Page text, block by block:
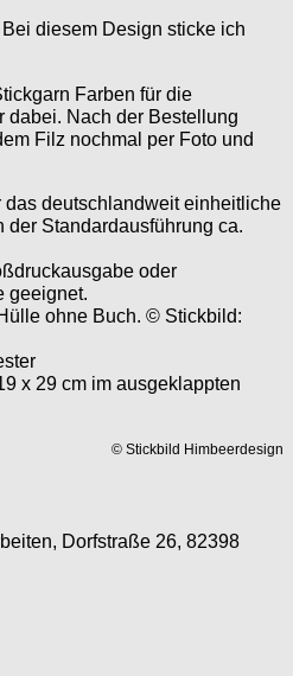
Bei diesem Design sticke ich
Farben für die
dabei. Nach der Bestellung
Filz nochmal per Foto und
das deutschlandweit einheitliche
der Standardausführung ca.
oder
geeignet.
ohne Buch. © Stickbild:
x 29 cm im ausgeklappten
© Stickbild Himbeerdesign
Dorfstraße 26, 82398